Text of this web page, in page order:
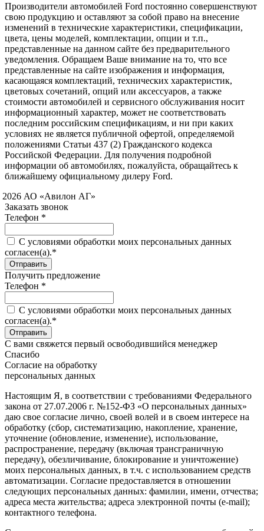
Производители автомобилей Ford постоянно совершенствуют
свою продукцию и оставляют за собой право на внесение
изменений в технические характеристики, спецификации,
цвета, цены моделей, комплектации, опции и т.п.,
представленные на данном сайте без предварительного
уведомления. Обращаем Ваше внимание на то, что все
представленные на сайте изображения и информация,
касающаяся комплектаций, технических характеристик,
цветовых сочетаний, опций или аксессуаров, а также
стоимости автомобилей и сервисного обслуживания носит
информационный характер, может не соответствовать
последним российским спецификациям, и ни при каких
условиях не является публичной офертой, определяемой
положениями Статьи 437 (2) Гражданского кодекса
Российской Федерации. Для получения подробной
информации об автомобилях, пожалуйста, обращайтесь к
ближайшему официальному дилеру Ford.
АО «Авилон АГ»
Заказать звонок
Телефон *
C условиями обработки моих персональных данных
согласен(а).*
Получить предложение
Телефон *
C условиями обработки моих персональных данных
согласен(а).*
С вами свяжется первый освободившийся менеджер
Спасибо
Согласие на обработку
персональных данных
Настоящим Я, в соответствии с требованиями Федерального
закона от 27.07.2006 г. №152-ФЗ «О персональных данных»
даю свое согласие лично, своей волей и в своем интересе на
обработку (сбор, систематизацию, накопление, хранение,
уточнение (обновление, изменение), использование,
распространение, передачу (включая трансграничную
передачу), обезличивание, блокирование и уничтожение)
моих персональных данных, в т.ч. с использованием средств
автоматизации. Согласие предоставляется в отношении
следующих персональных данных: фамилии, имени, отчества;
адреса места жительства; адреса электронной почты (e-mail);
контактного телефона.